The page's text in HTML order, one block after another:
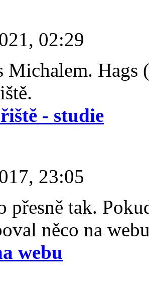
02:29
Michalem. Hags
- studie
23:05
přesně tak.
něco na
webu